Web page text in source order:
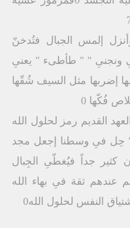
إلمس الجبال فتُدخنّ
ونجنىِ " " طأطىء " يعنىِ
إضربها مثل السيف شُقّها
فُكّها 0
القديم رمز لحلول الله
حِل فىِ وسطنا إجعل مجد
كثير جداً فيُغطّىِ الجِبال
عندهم ثقة فىِ بهاء الله
النفس لحلول الله0